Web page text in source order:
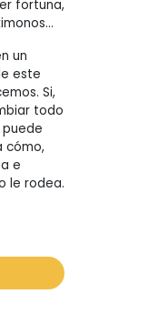
fortuna,
un
este
Si,
todo
cómo,
e
le rodea.